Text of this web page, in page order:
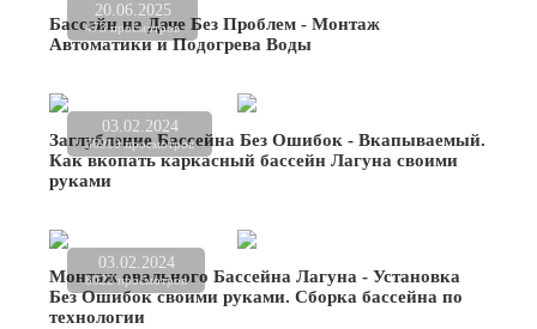
20.06.2025
473 просмотров
Бассейн на Даче Без Проблем - Монтаж
Автоматики и Подогрева Воды
03.02.2024
36919 просмотров
Заглубление Бассейна Без Ошибок - Вкапываемый.
Как вкопать каркасный бассейн Лагуна своими
руками
03.02.2024
8022 просмотров
Монтаж овального Бассейна Лагуна - Установка
Без Ошибок своими руками. Сборка бассейна по
технологии